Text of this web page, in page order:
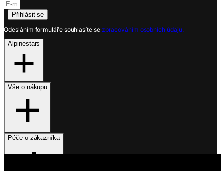
Přihlásit se
Odesláním formuláře souhlasíte se zpracováním osobních údajů.
Alpinestars
Vše o nákupu
Péče o zákazníka